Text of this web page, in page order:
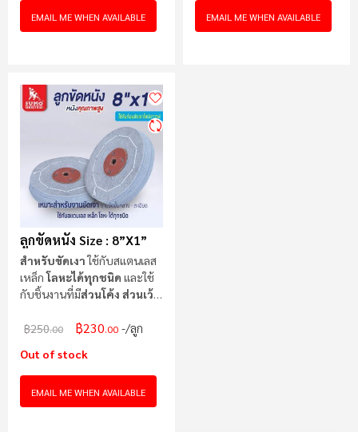
EMAIL ME WHEN AVAILABLE EMAIL ME WHEN AVAILABLE
ลูกขัดหนัง Size : 8”x1”
สำหรับขัดเงาใช้กับสแตนเลส
เหล็กโลหะได้ทุกชนิด และใช้
กับชิ้นงานที่มีส่วนโค้ง ส่วนเว้า
฿250.00 ฿230.00 /ลูก
Out of stock
EMAIL ME WHEN AVAILABLE